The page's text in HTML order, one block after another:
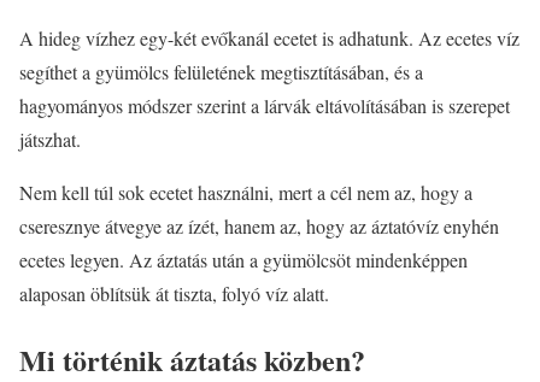
A hideg vízhez egy-két evőkanál ecetet is adhatunk. Az ecetes víz
segíthet a gyümölcs felületének megtisztításában, és a
hagyományos módszer szerint a lárvák eltávolításában is szerepet
játszhat.
Nem kell túl sok ecetet használni, mert a cél nem az, hogy a
cseresznye átvegye az ízét, hanem az, hogy az áztatóvíz enyhén
ecetes legyen. Az áztatás után a gyümölcsöt mindenképpen
alaposan öblítsük át tiszta, folyó víz alatt.
Mi történik áztatás közben?